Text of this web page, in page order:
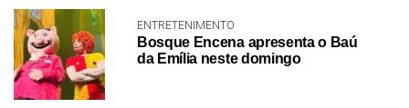
ENTRETENIMENTO
Bosque Encena apresenta o Baú
da Emília neste domingo